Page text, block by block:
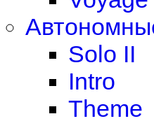
Solo II
Intro
Theme